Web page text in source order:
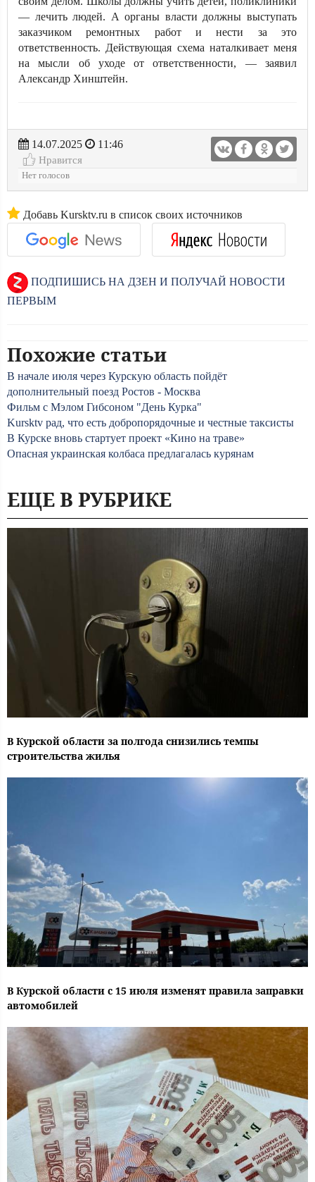
— лечить людей. А органы власти должны выступать
заказчиком ремонтных работ и нести за это
ответственность. Действующая схема наталкивает меня
на мысли об уходе от ответственности, — заявил
Александр Хинштейн.
14.07.2025
11:46
Нравится
Нет голосов
Добавь Kursktv.ru в список своих источников
ПОДПИШИСЬ НА ДЗЕН И ПОЛУЧАЙ НОВОСТИ
ПЕРВЫМ
Похожие статьи
В начале июля через Курскую область пойдёт
дополнительный поезд Ростов - Москва
Фильм с Мэлом Гибсоном "День Курка"
Kursktv рад, что есть добропорядочные и честные таксисты
В Курске вновь стартует проект «Кино на траве»
Опасная украинская колбаса предлагалась курянам
ЕЩЕ В РУБРИКЕ
В Курской области за полгода снизились темпы
строительства жилья
В Курской области с 15 июля изменят правила заправки
автомобилей